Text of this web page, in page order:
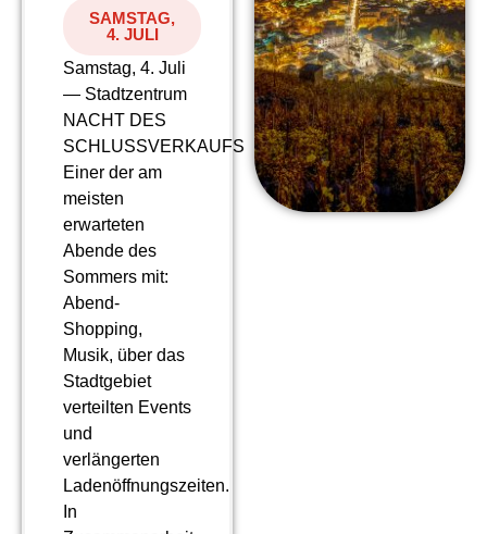
SAMSTAG,
4. JULI
Samstag, 4. Juli
— Stadtzentrum
NACHT DES
SCHLUSSVERKAUFS
Einer der am
meisten
erwarteten
Abende des
Sommers mit:
Abend-
Shopping,
Musik, über das
Stadtgebiet
verteilten Events
und
verlängerten
Ladenöffnungszeiten.
In